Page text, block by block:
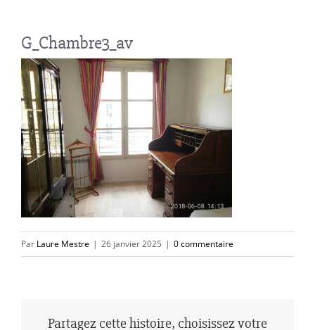
G_Chambre3_av
Par Laure Mestre | 26 janvier 2025 | 0 commentaire
Partagez cette histoire, choisissez votre